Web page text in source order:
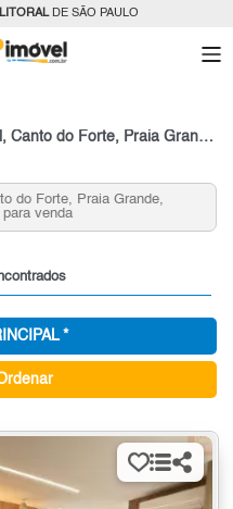
LITORALDE SÃO PAULO
Aptos 3 Quartos a partir R$ 600mil, Canto do Forte, Praia Grande, SP
do Forte, Praia Grande,
venda
*